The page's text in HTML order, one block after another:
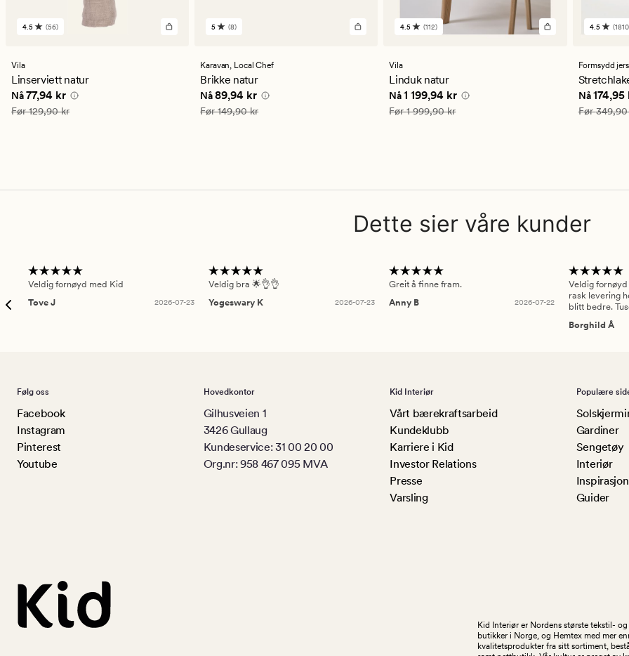
56
en
gjennomsnittlig
vurdering
på
4.5
4.5 (56)
Vila
Linserviett natur
Nåværende pris
Nå77,94 kr
Vanlig pris 129,90 kr
Før129,90 kr
8
en
gjennomsnittlig
vurdering
på
5
5 (8)
Karavan, Local Chef
Brikke natur
Nåværende pris
Nå89,94 kr
Vanlig pris 149,90 kr
Før149,90 kr
112
en
gjennomsnittlig
vurdering
på
4.5
4.5 (112)
Vila
Linduk natur
Nåværende pris
Nå 1 199,94 kr
Vanlig pris 1 999,90 kr
Før1 999,90 kr
1810
en
på
4.5
4.5
Formsydd
Nå 174,95
Vanlig pris
Før349,90
Dette sier våre kunder
Veldig fornøyd med Kid
Tove J
2026-07-23
Veldig bra 🌟👌👌
Yogeswary K
2026-07-23
Greit å finne fram.
Anny B
2026-07-22
Veldig
rask levering
blitt bedre.
Borghild Å
Følg oss
Facebook
Instagram
Pinterest
Youtube
Hovedkontor
Gilhusveien 1
3426 Gullaug
Kundeservice: 31 00 20 00
Org.nr: 958 467 095 MVA
Kid Interiør
Vårt bærekraftsarbeid
Kundeklubb
Karriere i Kid
Investor Relations
Presse
Varsling
Populære
Gardiner
Sengetøy
Interiør
Inspirasjon
Guider
Kid Interiør er Nordens største tekstil-
butikker i Norge, og Hemtex med mer
kvalitetsprodukter fra sitt sortiment,